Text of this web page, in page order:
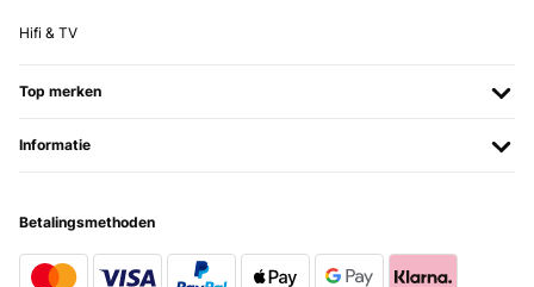
Hifi & TV
Top merken
Informatie
Betalingsmethoden